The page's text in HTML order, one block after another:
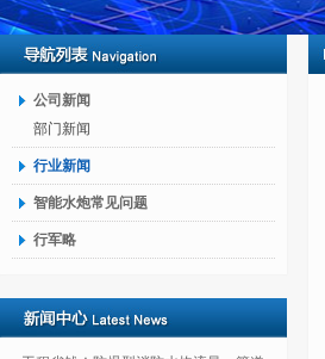
公司新闻
部门新闻
行业新闻
智能水炮常见问题
行军略